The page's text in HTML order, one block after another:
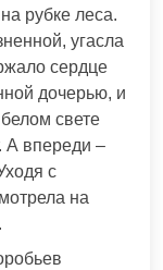
рубке леса.
угасла
сердце
дочерью, и
свете
А впереди –
с
на